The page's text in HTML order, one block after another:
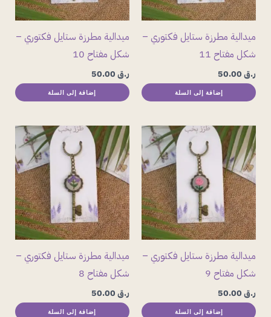
ميدالية مطرزة ستايل فكتوري –
شكل مفتاح 11
ر.ق50.00
إضافة إلى السلة
ميدالية مطرزة ستايل فكتوري –
شكل مفتاح 10
ر.ق
إضافة إلى السلة
ميدالية مطرزة ستايل فكتوري –
شكل مفتاح 9
ر.ق50.00
إضافة إلى السلة
ميدالية مطرزة ستايل فكتوري –
شكل مفتاح 8
ر.ق
إضافة إلى السلة